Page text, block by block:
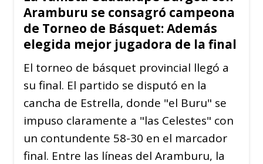
Aramburu se consagró campeona
de Torneo de Básquet: Además
elegida mejor jugadora de la final
El torneo de básquet provincial llegó a
su final. El partido se disputó en la
cancha de Estrella, donde "el Buru" se
impuso claramente a "las Celestes" con
un contundente 58-30 en el marcador
final. Entre las líneas del Aramburu, la